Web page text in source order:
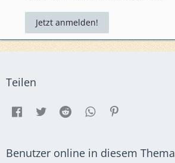
Jetzt anmelden!
Teilen
Benutzer online in diesem Thema